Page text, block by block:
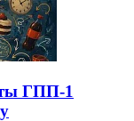
ГПП-1